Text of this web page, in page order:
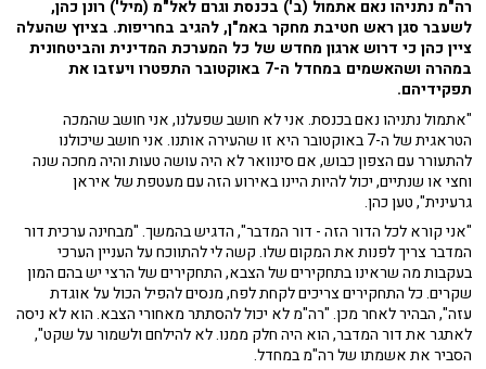
רה"מ נתניהו נאם אתמול (ב') בכנסת וגרם לאל"מ (מיל') רונן כהן,
לשעבר סגן ראש חטיבת מחקר באמ"ן, להגיב בחריפות. בציוץ שהעלה
ציין כהן כי דרוש ארגון מחדש של כל המערכת המדינית והביטחונית
במהרה ושהאשמים במחדל ה-7 באוקטובר התפטרו ויעזבו את
תפקידיהם.
"אתמול נתניהו נאם בכנסת. אני לא חושב שפעלנו, אני חושב שהמכה
הטראגית של ה-7 באוקטובר היא זו שהעירה אותנו. אני חושב שיכולנו
להתעורר עם הצפון כבוש, אם סינוואר לא היה עושה טעות והיה מחכה שנה
וחצי או שנתיים, יכול להיות היינו באירוע הזה עם מעטפת של איראן
גרעינית", טען כהן.
"אני קורא לכל הדור הזה - דור המדבר", הדגיש בהמשך. "מבחינה ערכית דור
המדבר צריך לפנות את המקום שלו. קשה לי להתווכח על העניין הערכי
בעקבות מה שראינו בתחקירים של הצבא, התחקירים של הרצי יש בהם המון
שקרים. כל התחקירים צריכים לקחת לפח, מנסים להפיל הכול על אוגדת
עזה", הבהיר לאחר מכן. "רה"מ לא יכול להסתתר מאחורי הצבא. הוא לא ניסה
לאתגר את דור המדבר, הוא היה חלק ממנו. לא להילחם ולשמור על שקט",
הסביר את אשמתו של רה"מ במחדל.